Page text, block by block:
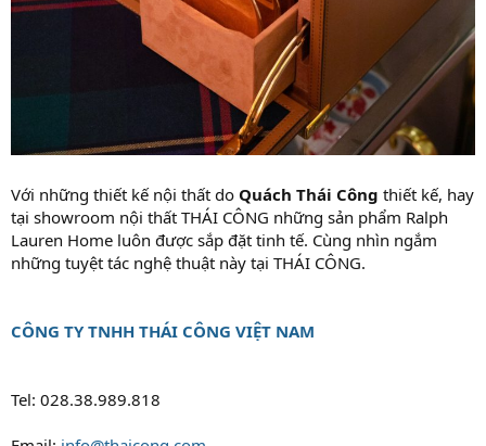
Với những thiết kế nội thất do Quách Thái Công thiết kế, hay
tại showroom nội thất THÁI CÔNG những sản phẩm Ralph
Lauren Home luôn được sắp đặt tinh tế. Cùng nhìn ngắm
những tuyệt tác nghệ thuật này tại THÁI CÔNG.
CÔNG TY TNHH THÁI CÔNG VIỆT NAM
Tel: 028.38.989.818